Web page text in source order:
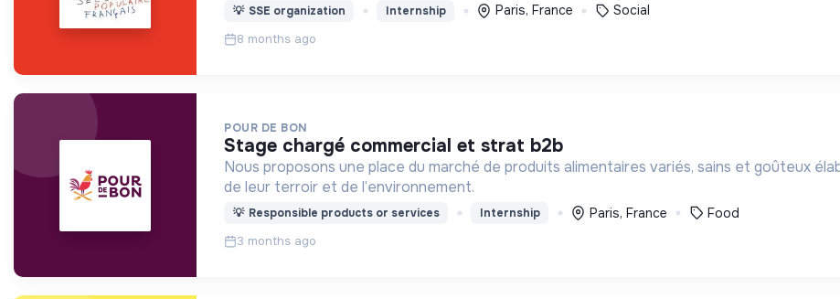
💡 SSE organization Internship Paris, France Social
8 months ago
POUR DE BON
stage chargé commercial et strat b2b
Nous proposons une place du marché de produits alimentaires variés, sains et goûteux
de leur terroir et de l’environnement.
💡 Responsible products or services Internship Paris, France Food
3 months ago